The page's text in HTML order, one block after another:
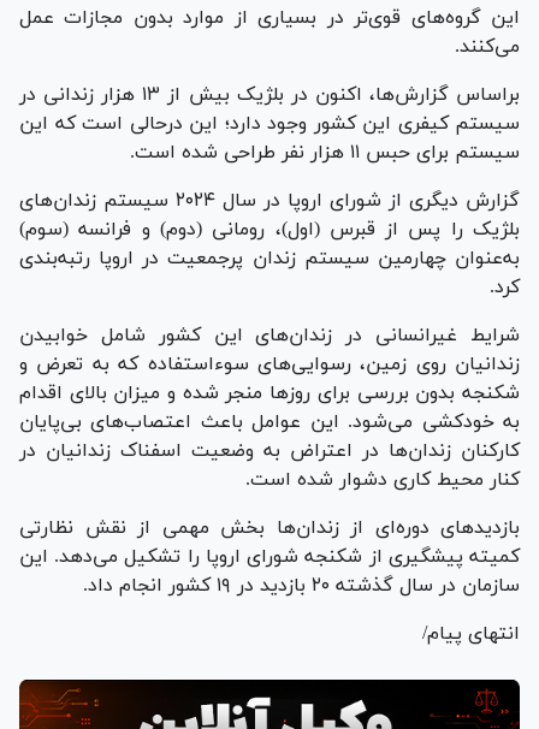
این گروه‌های قوی‌تر در بسیاری از موارد بدون مجازات عمل
می‌کنند.
براساس گزارش‌ها، اکنون در بلژیک بیش از ۱۳ هزار زندانی در
سیستم کیفری این کشور وجود دارد؛ این درحالی است که این
سیستم برای حبس ۱۱ هزار نفر طراحی شده است.
گزارش دیگری از شورای اروپا در سال ۲۰۲۴ سیستم زندان‌های
بلژیک را پس از قبرس (اول)، رومانی (دوم) و فرانسه (سوم)
به‌عنوان چهارمین سیستم زندان پرجمعیت در اروپا رتبه‌بندی
کرد.
شرایط غیرانسانی در زندان‌های این کشور شامل خوابیدن
زندانیان روی زمین، رسوایی‌های سوءاستفاده که به تعرض و
شکنجه بدون بررسی برای روز‌ها منجر شده و میزان بالای اقدام
به خودکشی می‌شود. این عوامل باعث اعتصاب‌های بی‌پایان
کارکنان زندان‌ها در اعتراض به وضعیت اسفناک زندانیان در
کنار محیط کاری دشوار شده است.
بازدید‌های دوره‌ای از زندان‌ها بخش مهمی از نقش نظارتی
کمیته پیشگیری از شکنجه شورای اروپا را تشکیل می‌دهد. این
سازمان در سال گذشته ۲۰ بازدید در ۱۹ کشور انجام داد.
انتهای پیام/